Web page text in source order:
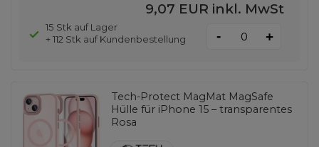
9,07 EUR inkl. MwSt
15 Stk auf Lager
+ 112 Stk auf Kundenbestellung
- +
Tech-Protect MagMat MagSafe
Hülle für iPhone 15 – transparentes
Rosa